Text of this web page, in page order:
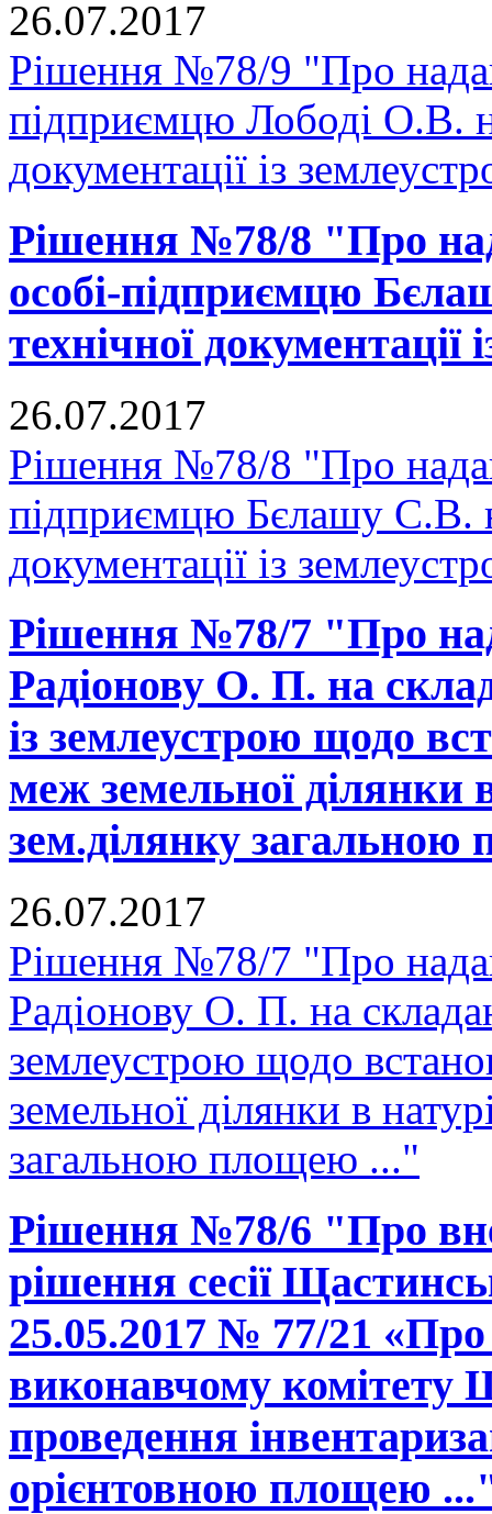
26.07.2017
Рішення №78/9 "Про
підприємцю Лободі О.В.
документації із
Рішення №78/8 "Про
особі-підприємцю
технічної
26.07.2017
Рішення №78/8 "Про
підприємцю Бєлашу С.В.
документації із
Рішення №78/7 "Про
Радіонову О. П. на
із землеустрою щодо
меж земельної ділянки
зем.ділянку
26.07.2017
Рішення №78/7 "Про
Радіонову О. П. на
землеустрою щодо
земельної ділянки в
загальною площею ..."
Рішення №78/6 "Про
рішення сесії
25.05.2017 № 77/21
виконавчому комітету
проведення
орієнтовною площею